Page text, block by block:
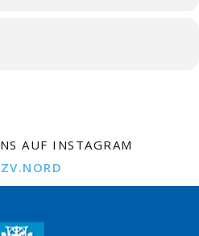
AUF INSTAGRAM